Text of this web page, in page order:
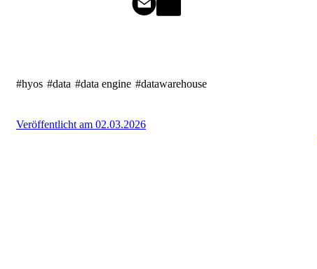
#hyos #data #data engine #datawarehouse
Veröffentlicht am 02.03.2026